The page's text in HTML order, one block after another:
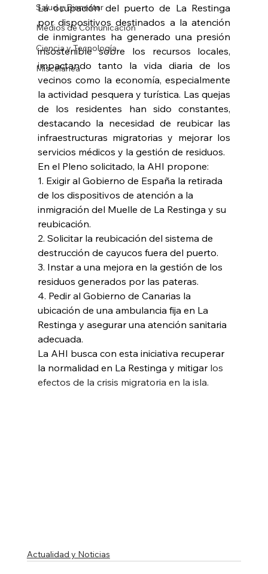
Salud y Bienestar
Medios de Comunicación
Ciencia y Tecnología
Miscelánea
La ocupación del puerto de La Restinga
por dispositivos destinados a la atención
de inmigrantes ha generado una presión
insostenible sobre los recursos locales,
impactando tanto la vida diaria de los
vecinos como la economía, especialmente
la actividad pesquera y turística. Las quejas
de los residentes han sido constantes,
destacando la necesidad de reubicar las
infraestructuras migratorias y mejorar los
servicios médicos y la gestión de residuos.
En el Pleno solicitado, la AHI propone:
1. Exigir al Gobierno de España la retirada
de los dispositivos de atención a la
inmigración del Muelle de La Restinga y su
reubicación.
2. Solicitar la reubicación del sistema de
destrucción de cayucos fuera del puerto.
3. Instar a una mejora en la gestión de los
residuos generados por las pateras.
4. Pedir al Gobierno de Canarias la
ubicación de una ambulancia fija en La
Restinga y asegurar una atención sanitaria
adecuada.
La AHI busca con esta iniciativa recuperar
la normalidad en La Restinga y mitigar los
efectos de la crisis migratoria en la isla.
Actualidad y Noticias